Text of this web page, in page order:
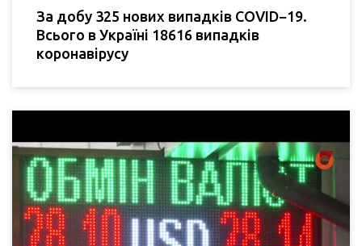
За добу 325 нових випадків COVID−19.
Всього в Україні 18616 випадків
коронавірусу